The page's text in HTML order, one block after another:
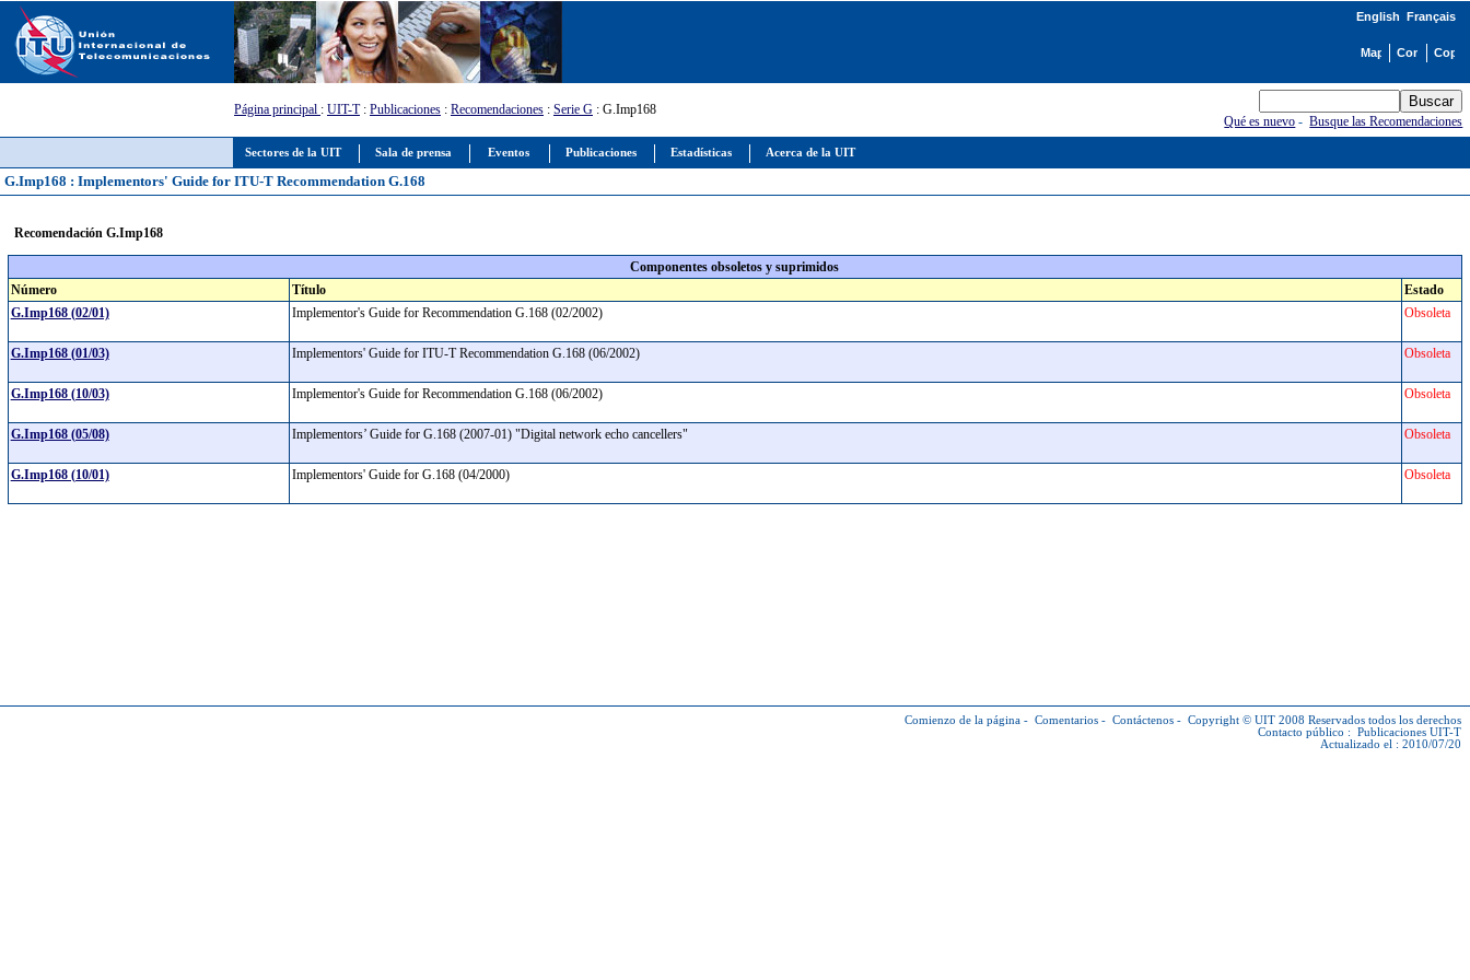
Sectores de la UIT Sala de prensa Eventos Publicaciones Estadísticas Acerca de la UIT
English Français
Página principal : UIT-T: Publicaciones : Recomendaciones : Serie G : G.Imp168
Qué es nuevo -Busque las Recomendaciones
G.Imp168 : Implementors' Guide for ITU-T Recommendation G.168
Recomendación G.Imp168
Componentes obsoletos y suprimidos
Número
Título
Estado
G.Imp168 (02/01)
Implementor's Guide for Recommendation G.168 (02/2002) Obsoleta
G.Imp168 (01/03) Implementors' Guide for ITU-T Recommendation G.168 (06/2002) Obsoleta
G.Imp168 (10/03) Implementor's Guide for Recommendation G.168 (06/2002) Obsoleta
G.Imp168 (05/08) Implementors’ Guide for G.168 (2007-01) "Digital network echo cancellers" Obsoleta
G.Imp168 (10/01) Implementors' Guide for G.168 (04/2000) Obsoleta
Comienzo de la página - Comentarios - Contáctenos - Copyright © UIT 2008 Reservados todos los derechos
Contacto público : Publicaciones UIT-T
Actualizado el : 2010/07/20